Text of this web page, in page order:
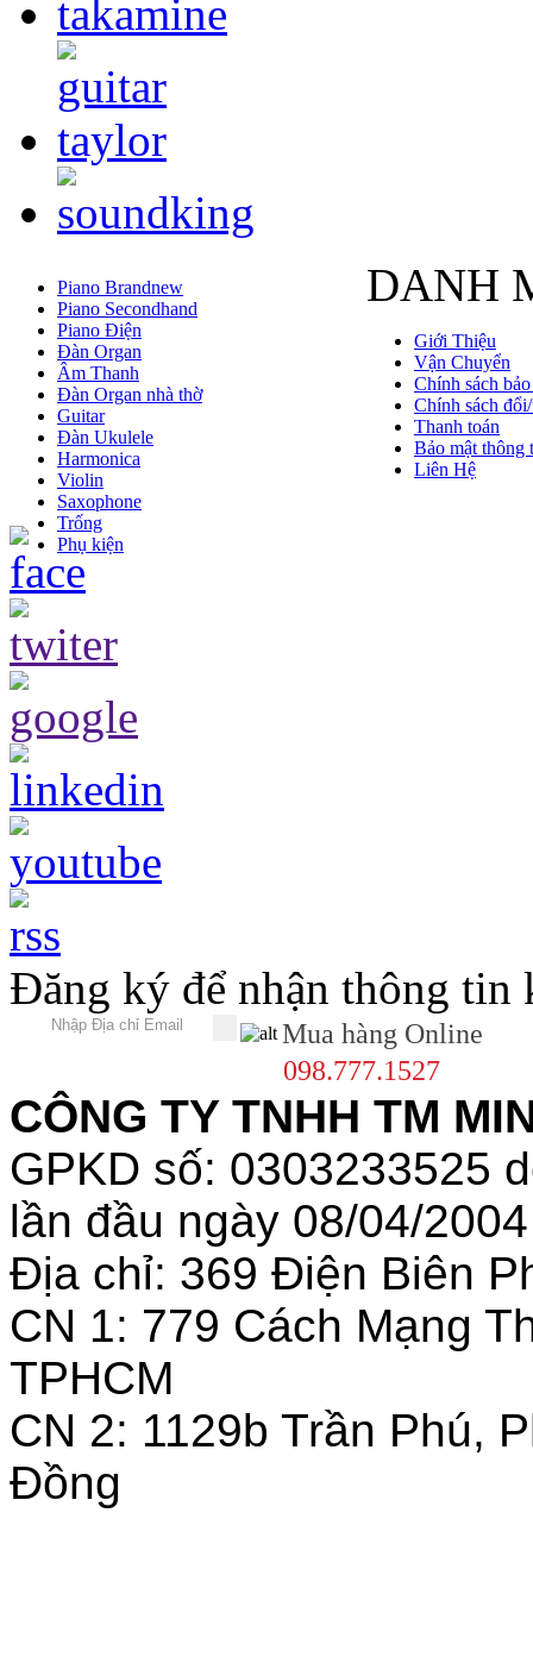
DANH
Piano Brandnew
Piano Secondhand
Piano Điện
Đàn Organ
Âm Thanh
Đàn Organ nhà thờ
Guitar
Đàn Ukulele
Harmonica
Violin
Saxophone
Trống
Phụ kiện
Giới Thiệu
Vận Chuyển
Chính sách
Chính sách
Thanh toán
Bảo mật thông
Liên Hệ
Đăng ký để nhận thông tin
Mua hàng Online
098.777.1527
CÔNG TY TNHH TM
GPKD số: 0303233525
lần đầu ngày 08/04/2004
Địa chỉ: 369 Điện Biên
CN 1: 779 Cách Mạng
TPHCM
CN 2: 1129b Trần Phú,
Đồng